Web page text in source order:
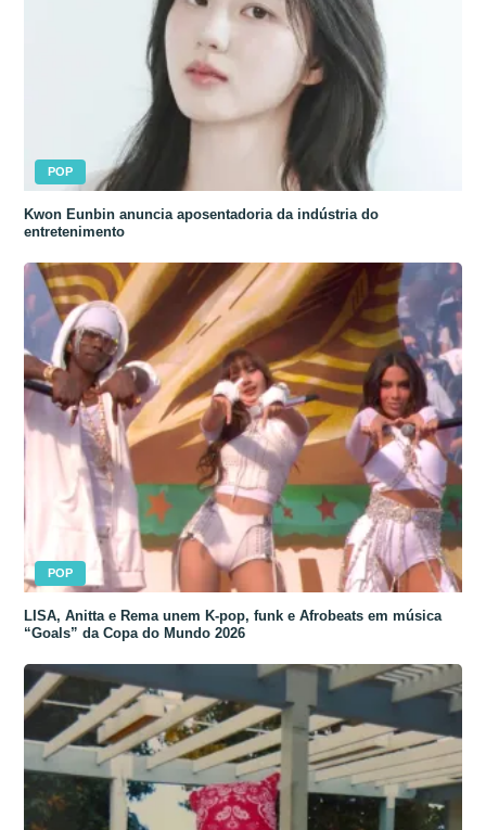
POP
Kwon Eunbin anuncia aposentadoria da indústria do
entretenimento
POP
LISA, Anitta e Rema unem K-pop, funk e Afrobeats em música
“Goals” da Copa do Mundo 2026